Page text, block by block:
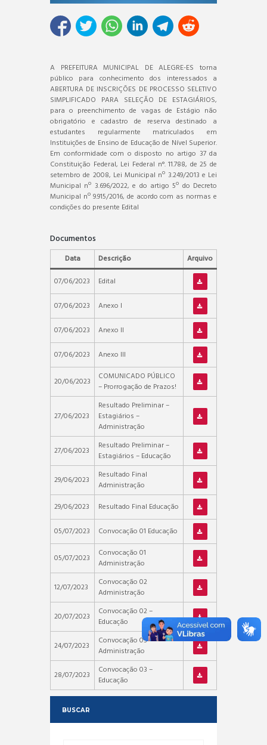
A PREFEITURA MUNICIPAL DE ALEGRE-ES torna
público para conhecimento dos interessados a
ABERTURA DE INSCRIÇÕES DE PROCESSO SELETIVO
SIMPLIFICADO PARA SELEÇÃO DE ESTAGIÁRIOS,
para o preenchimento de vagas de Estágio não
obrigatório e cadastro de reserva destinado a
estudantes regularmente matriculados em
Instituições de Ensino de Educação de Nível Superior.
Em conformidade com o disposto no artigo 37 da
Constituição Federal, Lei Federal n°. 11.788, de 25 de
setembro de 2008, Lei Municipal nº 3.249/2013 e Lei
Municipal nº 3.696/2022, e do artigo 5º do Decreto
Municipal nº 9.915/2016, de acordo com as normas e
condições do presente Edital
Documentos
Data Descrição
Arquivo
07/06/2023
Edital
07/06/2023 Anexo I
07/06/2023 Anexo II
07/06/2023 Anexo III
20/06/2023
COMUNICADO PÚBLICO
– Prorrogação de Prazos!
27/06/2023
Resultado Preliminar –
Estagiários –
Administração
27/06/2023
Resultado Preliminar –
Estagiários – Educação
29/06/2023
Resultado Final
Administração
29/06/2023
Resultado Final Educação
05/07/2023 Convocação 01 Educação
05/07/2023
Convocação 01
Administração
12/07/2023
Convocação 02
Administração
20/07/2023
Convocação 02 –
Educação
24/07/2023
Convocação 03 –
Administração
28/07/2023
Convocação 03 –
Educação
BUSCAR